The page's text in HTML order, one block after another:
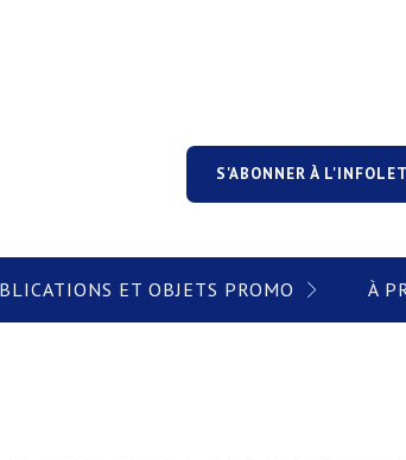
S'ABONNER À
ET OBJETS PROMO À